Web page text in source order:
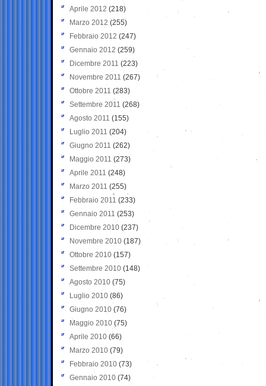
Aprile 2012 (218)
Marzo 2012 (255)
Febbraio 2012 (247)
Gennaio 2012 (259)
Dicembre 2011 (223)
Novembre 2011 (267)
Ottobre 2011 (283)
Settembre 2011 (268)
Agosto 2011 (155)
Luglio 2011 (204)
Giugno 2011 (262)
Maggio 2011 (273)
Aprile 2011 (248)
Marzo 2011 (255)
Febbraio 2011 (233)
Gennaio 2011 (253)
Dicembre 2010 (237)
Novembre 2010 (187)
Ottobre 2010 (157)
Settembre 2010 (148)
Agosto 2010 (75)
Luglio 2010 (86)
Giugno 2010 (76)
Maggio 2010 (75)
Aprile 2010 (66)
Marzo 2010 (79)
Febbraio 2010 (73)
Gennaio 2010 (74)